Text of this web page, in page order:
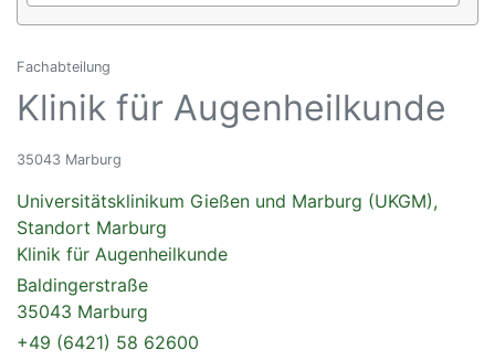
Fachabteilung
Klinik für Augenheilkunde
35043 Marburg
Universitätsklinikum Gießen und Marburg (UKGM),
Standort Marburg
Klinik für Augenheilkunde
Baldingerstraße
35043 Marburg
+49 (6421) 58 62600